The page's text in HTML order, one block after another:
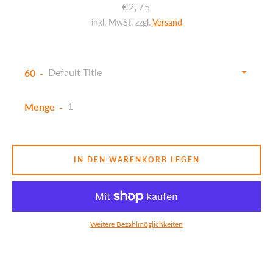
Preis
€2,75
inkl. MwSt. zzgl.Versand
60
Menge
IN DEN WARENKORB LEGEN
Weitere Bezahlmöglichkeiten